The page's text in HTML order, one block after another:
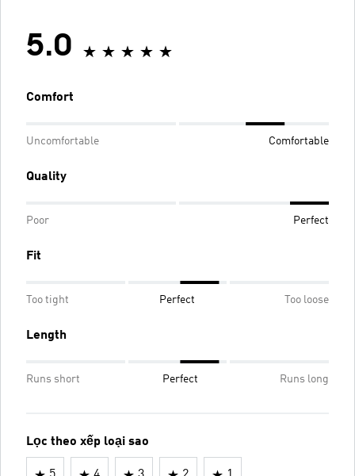
5.0
Comfort
Uncomfortable Comfortable
Quality
Poor Perfect
Fit
Too tight Perfect Too loose
Length
Runs short Perfect Runs long
Lọc theo xếp loại sao